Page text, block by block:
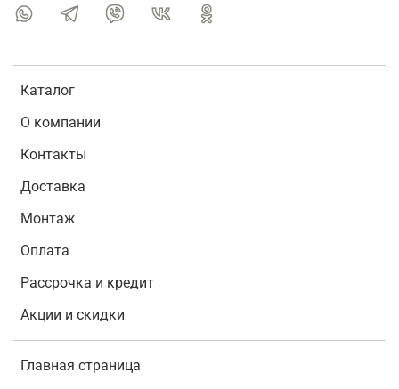
Каталог
О компании
Контакты
Доставка
Монтаж
Оплата
Рассрочка и кредит
Акции и скидки
Главная страница